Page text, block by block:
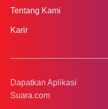
Tentang Kami
Karir
Dapatkan Aplikasi
Suara.com